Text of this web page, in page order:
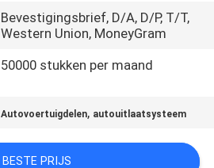
Bevestigingsbrief, D/A, D/P, T/T,
Western Union, MoneyGram
50000 stukken per maand
Autovoertuigdelen, autouitlaatsysteem
BESTE PRIJS